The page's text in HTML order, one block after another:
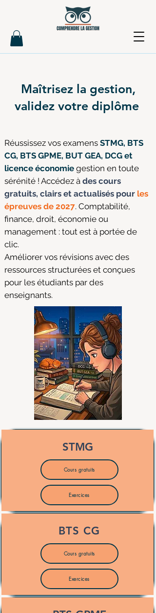
Maîtrisez la gestion,
validez votre diplôme
Réussissez vos examens STMG, BTS
CG, BTS GPME, BUT GEA, DCG et
licence économie gestion en toute
sérénité ! Accédez à des cours
gratuits, clairs et actualisés pour les
épreuves de 2027. Comptabilité,
finance, droit, économie ou
management : tout est à portée de
clic.
Améliorer vos révisions avec des
ressources structurées et conçues
pour les étudiants par des
enseignants.
STMG
Cours gratuits
Exercices
BTS CG
Cours gratuits
Exercices